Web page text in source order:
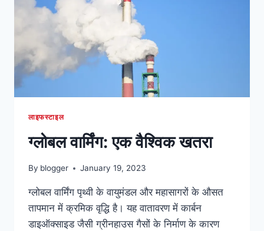
लाइफस्टाइल
ग्लोबल वार्मिंग: एक वैश्विक खतरा
By blogger January 19, 2023
ग्लोबल वार्मिंग पृथ्वी के वायुमंडल और महासागरों के औसत
तापमान में क्रमिक वृद्धि है। यह वातावरण में कार्बन
डाइऑक्साइड जैसी ग्रीनहाउस गैसों के निर्माण के कारण